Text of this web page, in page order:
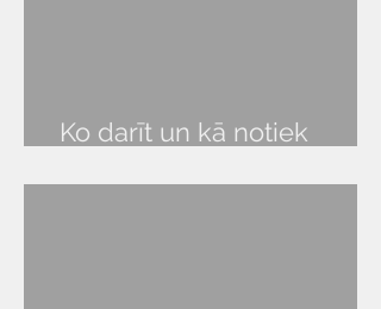
Ko darīt un kā notiek